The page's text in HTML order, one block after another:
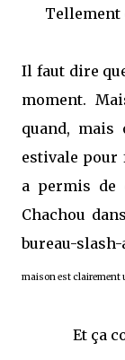
Tellement
Il faut dire
moment.
quand, mais
estivale pour
a permis de
Chachou
bureau-
maison est clairement
Et ça